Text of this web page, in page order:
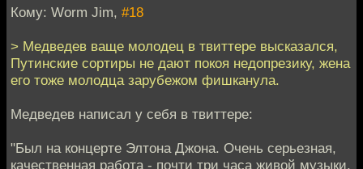
Кому: Worm Jim, #18
> Медведев ваще молодец в твиттере высказался,
Путинские сортиры не дают покоя недопрезику, жена
его тоже молодца зарубежом фишканула.
Медведев написал у себя в твиттере:
"Был на концерте Элтона Джона. Очень серьезная,
качественная работа - почти три часа живой музыки.